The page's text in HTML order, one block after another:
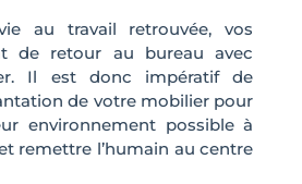
au travail retrouvée, vos
de retour au bureau avec
Il est donc impératif de
de votre mobilier pour
environnement possible à
remettre l’humain au centre